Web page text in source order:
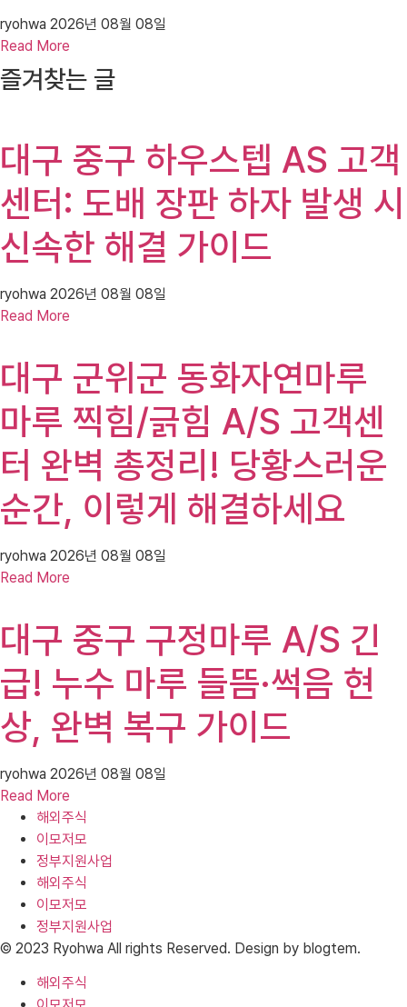
ryohwa 2026년 08월 08일
Read More
즐겨찾는 글
대구 중구 하우스텝 AS 고객
센터: 도배 장판 하자 발생 시
신속한 해결 가이드
ryohwa 2026년 08월 08일
Read More
대구 군위군 동화자연마루
마루 찍힘/긁힘 A/S 고객센
터 완벽 총정리! 당황스러운
순간, 이렇게 해결하세요
ryohwa 2026년 08월 08일
Read More
대구 중구 구정마루 A/S 긴
급! 누수 마루 들뜸·썩음 현
상, 완벽 복구 가이드
ryohwa 2026년 08월 08일
Read More
해외주식
이모저모
정부지원사업
해외주식
이모저모
정부지원사업
© 2023 Ryohwa All rights Reserved. Design by blogtem.
해외주식